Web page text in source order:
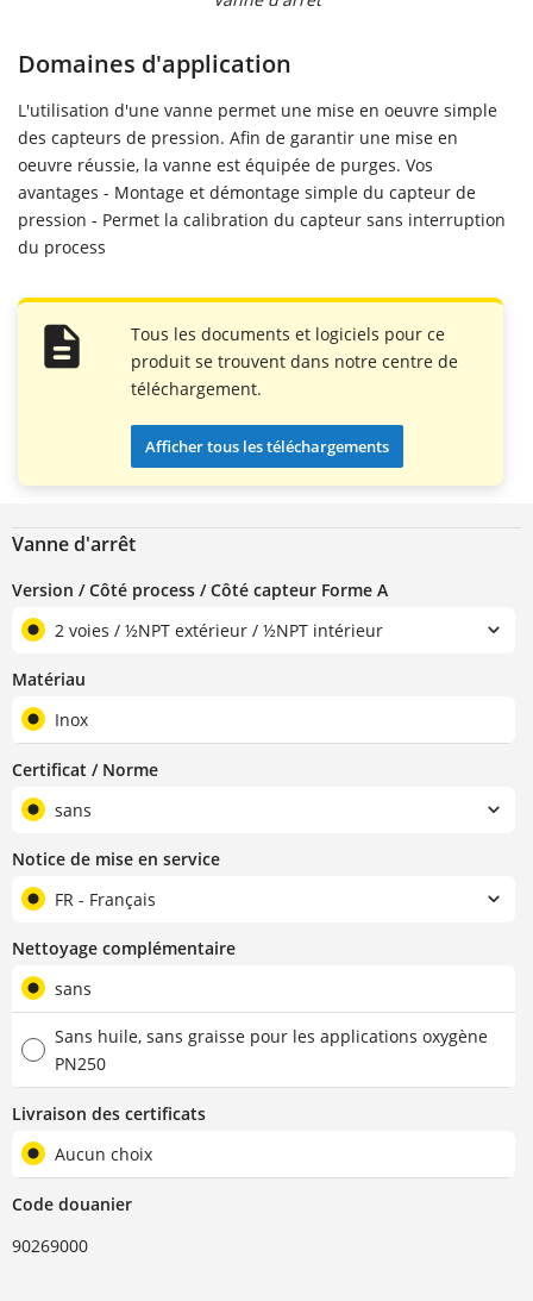
Domaines d'application
L'utilisation d'une vanne permet une mise en oeuvre simple
des capteurs de pression. Afin de garantir une mise en
oeuvre réussie, la vanne est équipée de purges. Vos
avantages - Montage et démontage simple du capteur de
pression - Permet la calibration du capteur sans interruption
du process
Tous les documents et logiciels pour ce
produit se trouvent dans notre centre de
téléchargement.
Afficher tous les téléchargements
Vanne d'arrêt
Version / Côté process / Côté capteur Forme A
2 voies / ½NPT extérieur / ½NPT intérieur
Matériau
Inox
Certificat / Norme
sans
Notice de mise en service
FR - Français
Nettoyage complémentaire
sans
Sans huile, sans graisse pour les applications oxygène
PN250
Livraison des certificats
Aucun choix
Code douanier
90269000